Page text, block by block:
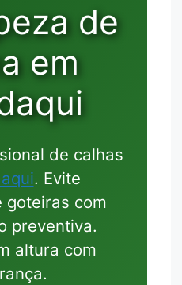
de
em
de calhas
. Evite
goteiras com
preventiva.
altura com